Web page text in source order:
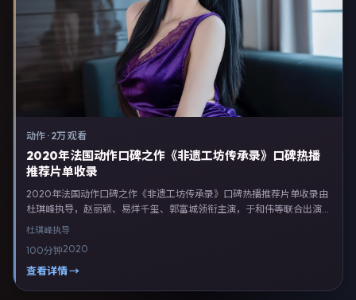
动作 · 2万 观看
2020年法国动作口碑之作《非遗工坊传承录》口碑热播
推荐片单收录
2020年法国动作口碑之作《非遗工坊传承录》口碑热播推荐片单收录由
杜琪峰执导，赵丽颖、易烊千玺、郭富城领衔主演，于和伟等联合出演。
剧情以动作类型为主线，融合法国本土叙事与人物弧光，适合检索「动作
举办，全国多城路演与线上观影同步开启。影片在节奏、摄影与配乐上强
调沉浸体验，可作为片单推荐、影评长文与专题策划的引用素材。
杜琪峰执导
100分钟2020
查看详情 →